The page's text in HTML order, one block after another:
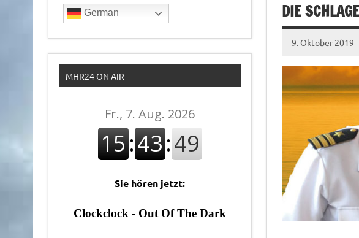
DIE
9. Oktober 2019
German
MHR24 ON AIR
Sie hören jetzt: